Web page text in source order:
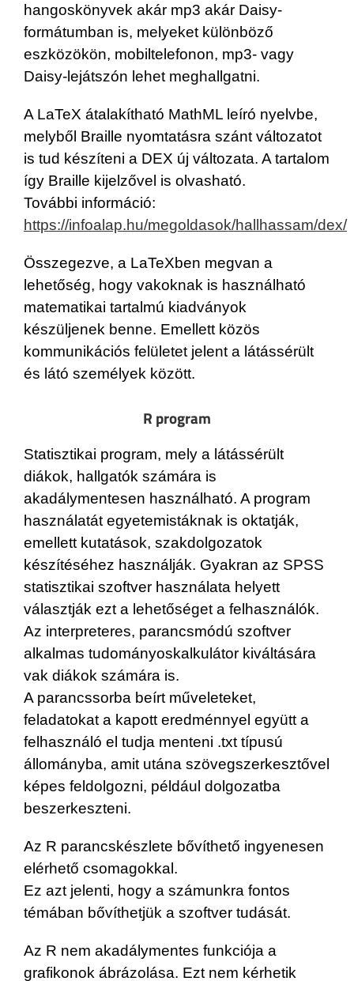
hangoskönyvek akár mp3 akár Daisy-
formátumban is, melyeket különböző
eszközökön, mobiltelefonon, mp3- vagy
Daisy-lejátszón lehet meghallgatni.
A LaTeX átalakítható MathML leíró nyelvbe,
melyből Braille nyomtatásra szánt változatot
is tud készíteni a DEX új változata. A tartalom
így Braille kijelzővel is olvasható.
További információ:
https://infoalap.hu/megoldasok/hallhassam/dex/
Összegezve, a LaTeXben megvan a
lehetőség, hogy vakoknak is használható
matematikai tartalmú kiadványok
készüljenek benne. Emellett közös
kommunikációs felületet jelent a látássérült
és látó személyek között.
R program
Statisztikai program, mely a látássérült
diákok, hallgatók számára is
akadálymentesen használható. A program
használatát egyetemistáknak is oktatják,
emellett kutatások, szakdolgozatok
készítéséhez használják. Gyakran az SPSS
statisztikai szoftver használata helyett
választják ezt a lehetőséget a felhasználók.
Az interpreteres, parancsmódú szoftver
alkalmas tudományoskalkulátor kiváltására
vak diákok számára is.
A parancssorba beírt műveleteket,
feladatokat a kapott eredménnyel együtt a
felhasználó el tudja menteni .txt típusú
állományba, amit utána szövegszerkesztővel
képes feldolgozni, például dolgozatba
beszerkeszteni.
Az R parancskészlete bővíthető ingyenesen
elérhető csomagokkal.
Ez azt jelenti, hogy a számunkra fontos
témában bővíthetjük a szoftver tudását.
Az R nem akadálymentes funkciója a
grafikonok ábrázolása. Ezt nem kérhetik